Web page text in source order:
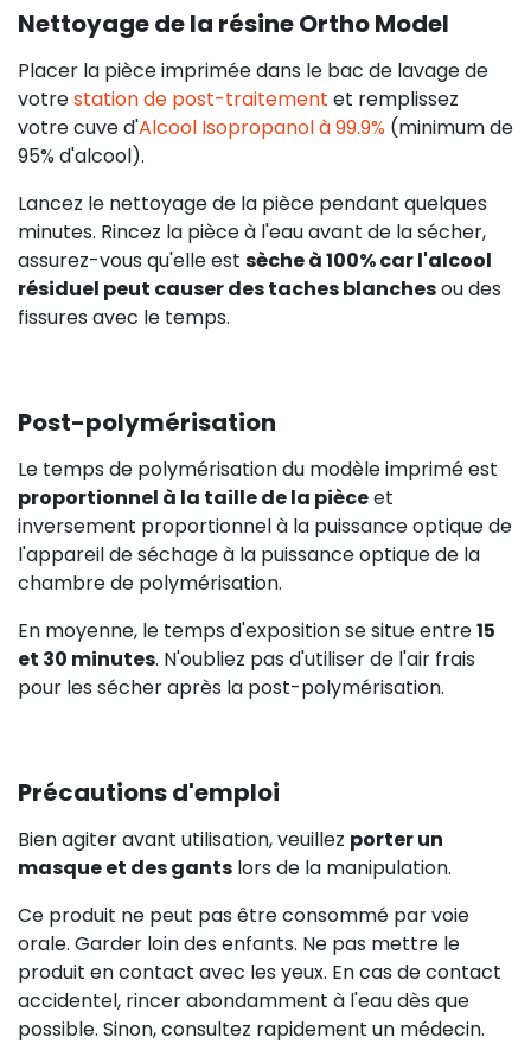
Nettoyage de la résine Ortho Model
Placer la pièce imprimée dans le bac de lavage de
votrestation de post-traitement et remplissez
votre cuve d'Alcool Isopropanol à 99.9% (minimum de
95% d'alcool).
Lancez le nettoyage de la pièce pendant quelques
minutes. Rincez la pièce à l'eau avant de la sécher,
assurez-vous qu'elle est sèche à 100% car l'alcool
résiduel peut causer des taches blanchesou des
fissures avec le temps.
Post-polymérisation
Le temps de polymérisation du modèle imprimé est
proportionnel à la taille de la pièceet
inversement proportionnel à la puissance optique de
l'appareil de séchage à la puissance optique de la
chambre de polymérisation.
En moyenne, le temps d'exposition se situe entre15
et 30 minutes. N'oubliez pas d'utiliser de l'air frais
pour les sécher après la post-polymérisation.
Précautions d'emploi
Bien agiter avant utilisation, veuillez porter un
masque et des gants lors de la manipulation.
Ce produit ne peut pas être consommé par voie
orale. Garder loin des enfants. Ne pas mettre le
produit en contact avec les yeux. En cas de contact
accidentel, rincer abondamment à l'eau dès que
possible. Sinon, consultez rapidement un médecin.